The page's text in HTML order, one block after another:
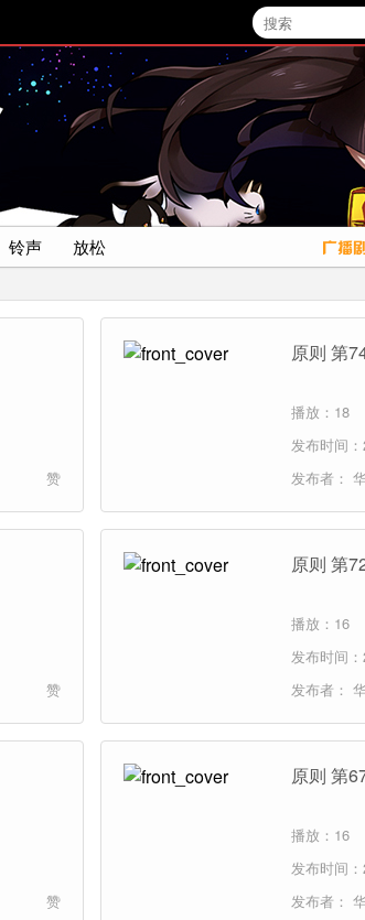
铃声 放松
赞
原则 第
播放：18
发布时间
发布者：
赞
原则 第
播放：16
发布时间
发布者：
赞
原则 第
播放：16
发布时间
发布者：